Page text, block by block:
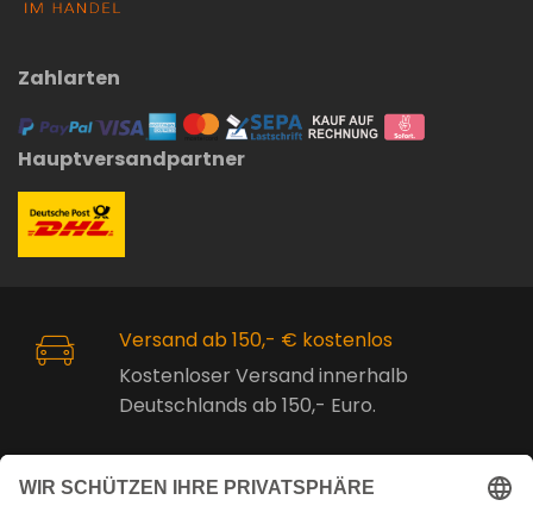
Zahlarten
Hauptversandpartner
Versand ab 150,- € kostenlos
Kostenloser Versand innerhalb
Deutschlands ab 150,- Euro.
Online Support